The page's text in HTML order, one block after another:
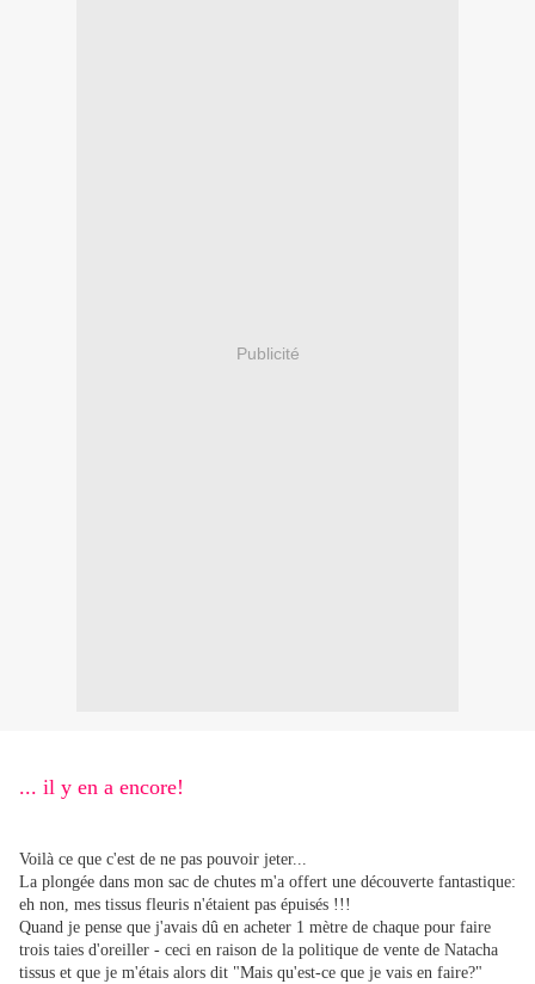
Publicité
... il y en a encore!
Voilà ce que c'est de ne pas pouvoir jeter...
La plongée dans mon sac de chutes m'a offert une découverte fantastique:
eh non, mes tissus fleuris n'étaient pas épuisés !!!
Quand je pense que j'avais dû en acheter 1 mètre de chaque pour faire
trois taies d'oreiller - ceci en raison de la politique de vente de Natacha
tissus et que je m'étais alors dit "Mais qu'est-ce que je vais en faire?"